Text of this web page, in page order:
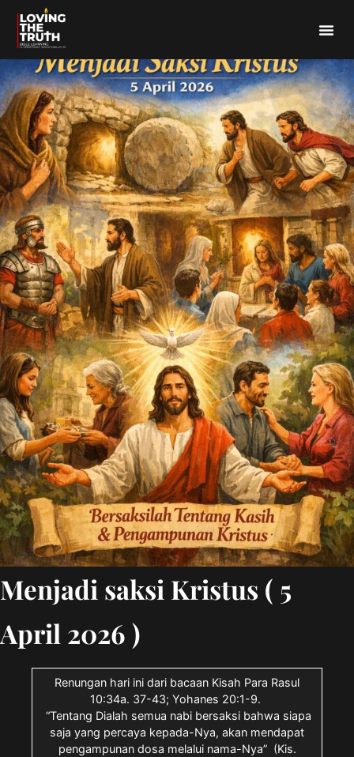
Menjadi saksi Kristus ( 5
April 2026 )
Renungan hari ini dari bacaan Kisah Para Rasul
10:34a. 37-43; Yohanes 20:1-9.
“Tentang Dialah semua nabi bersaksi bahwa siapa
saja yang percaya kepada-Nya, akan mendapat
pengampunan dosa melalui nama-Nya” (Kis.